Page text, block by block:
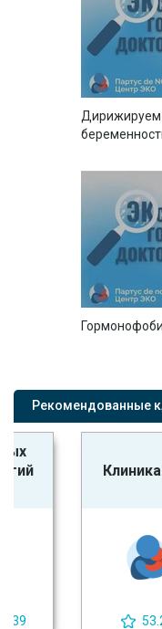
Дирижируем
Рекомендованные
39